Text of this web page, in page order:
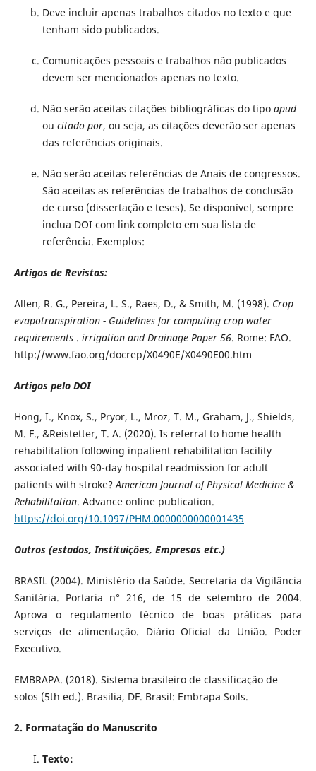
Deve incluir apenas trabalhos citados no texto e que
tenham sido publicados.
Comunicações pessoais e trabalhos não publicados
devem ser mencionados apenas no texto.
Não serão aceitas citações bibliográficas do tipo apud
ou citado por, ou seja, as citações deverão ser apenas
das referências originais.
Não serão aceitas referências de Anais de congressos.
São aceitas as referências de trabalhos de conclusão
de curso (dissertação e teses). Se disponível, sempre
inclua DOI com link completo em sua lista de
referência. Exemplos:
Artigos de Revistas:
Allen, R. G., Pereira, L. S., Raes, D., & Smith, M. (1998). Crop
evapotranspiration - Guidelines for computing crop water
requirements . irrigation and Drainage Paper 56. Rome: FAO.
http://www.fao.org/docrep/X0490E/X0490E00.htm
Artigos pelo DOI
Hong, I., Knox, S., Pryor, L., Mroz, T. M., Graham, J., Shields,
M. F., &Reistetter, T. A. (2020). Is referral to home health
rehabilitation following inpatient rehabilitation facility
associated with 90-day hospital readmission for adult
patients with stroke?American Journal of Physical Medicine &
Rehabilitation. Advance online publication.
https://doi.org/10.1097/PHM.0000000000001435
Outros (estados, Instituições, Empresas etc.)
BRASIL (2004). Ministério da Saúde. Secretaria da Vigilância
Sanitária. Portaria n° 216, de 15 de setembro de 2004.
Aprova o regulamento técnico de boas práticas para
serviços de alimentação. Diário Oficial da União. Poder
Executivo.
EMBRAPA. (2018). Sistema brasileiro de classificação de
solos (5th ed.). Brasilia, DF. Brasil: Embrapa Soils.
2. Formatação do Manuscrito
Texto: